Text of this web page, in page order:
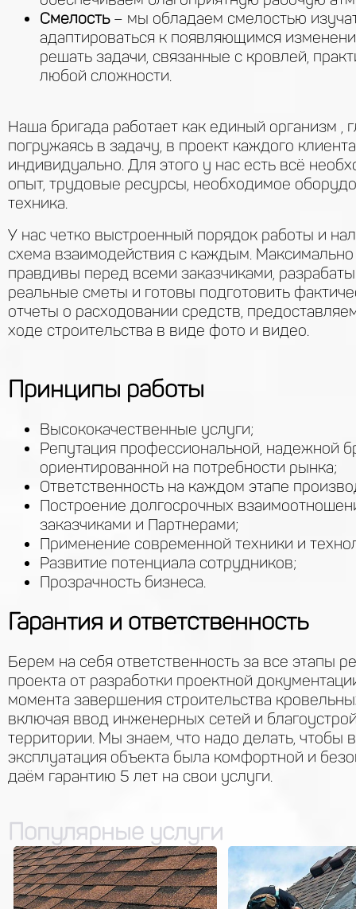
Смелость– мы обладаем смелостью
адаптироваться к появляющимся
решать задачи, связанные с кровлей,
любой сложности.
Наша бригада работает как единый организм ,
погружаясь в задачу, в проект каждого клиента
индивидуально. Для этого у нас есть всё
опыт, трудовые ресурсы, необходимое
техника.
У нас четко выстроенный порядок работы и
схема взаимодействия с каждым.
правдивы перед всеми заказчиками,
реальные сметы и готовы подготовить
отчеты о расходовании средств,
ходе строительства в виде фото и видео.
Принципы работы
Высококачественные услуги;
Репутация профессиональной, надежной
ориентированной на потребности рынка;
Ответственность на каждом этапе
Построение долгосрочных
заказчиками и Партнерами;
Применение современной техники и
Развитие потенциала сотрудников;
Прозрачность бизнеса.
Гарантия и ответственность
Берем на себя ответственность за все этапы
проекта от разработки проектной
момента завершения строительства
включая ввод инженерных сетей и
территории. Мы знаем, что надо делать, чтобы
эксплуатация объекта была комфортной и
даём гарантию 5 лет на свои услуги.
Популярные услуги